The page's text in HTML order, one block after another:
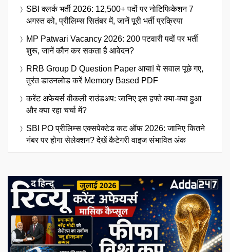
SBI क्लर्क भर्ती 2026: 12,500+ पदों पर नोटिफिकेशन 7
अगस्त को, प्रीलिम्स सितंबर में, जानें पूरी भर्ती प्रक्रिया
MP Patwari Vacancy 2026: 200 पटवारी पदों पर भर्ती
शुरू, जानें कौन कर सकता है आवेदन?
RRB Group D Question Paper आया! ये सवाल पूछे गए,
तुरंत डाउनलोड करें Memory Based PDF
करेंट अफेयर्स वीकली राउंडअप: जानिए इस हफ्ते क्या-क्या हुआ
और क्या रहा चर्चा में?
SBI PO प्रीलिम्स एक्सपेक्टेड कट ऑफ 2026: जानिए कितने
नंबर पर होगा सेलेक्शन? देखें कैटेगरी वाइज संभावित अंक